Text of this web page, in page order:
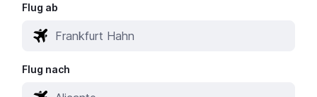
Flug ab
Flug nach